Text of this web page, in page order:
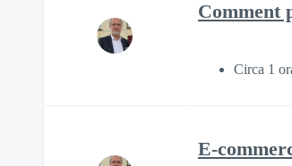
Comment
Circa 1
E-